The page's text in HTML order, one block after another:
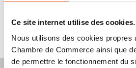
Ce site internet utilise des cookies.
Nous utilisons des cookies propres
Chambre de Commerce ainsi que
de permettre le fonctionnement du